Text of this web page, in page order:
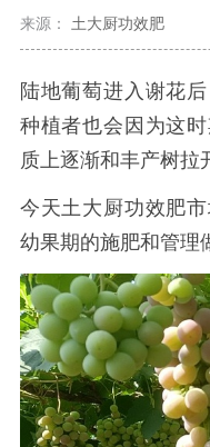
来源： 土大厨功效肥
陆地葡萄进入谢花
种植者也会因为这
质上逐渐和丰产树拉
今天土大厨功效肥
幼果期的施肥和管理